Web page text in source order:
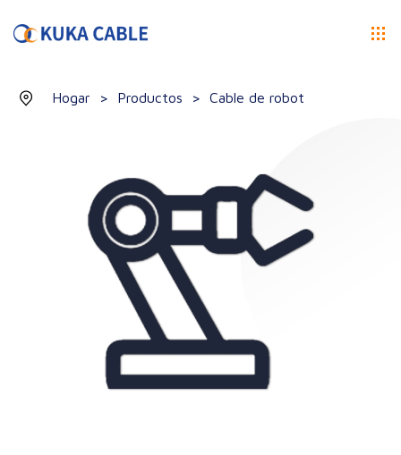
Hogar > Productos > Cable de robot